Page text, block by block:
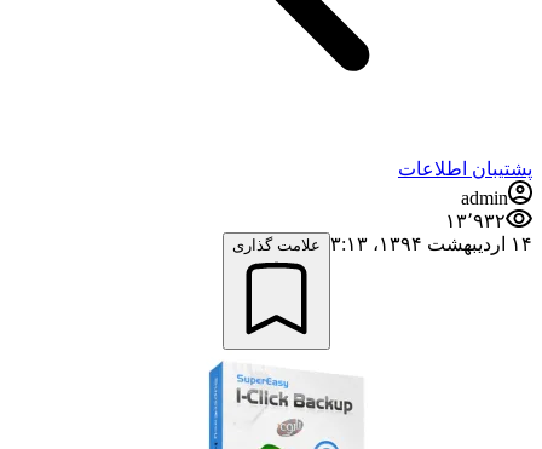
پشتیبان اطلاعات
admin
۱۳٬۹۳۲
۱۴ اردیبهشت ۱۳۹۴،‏ ۳:۱۳
علامت گذاری